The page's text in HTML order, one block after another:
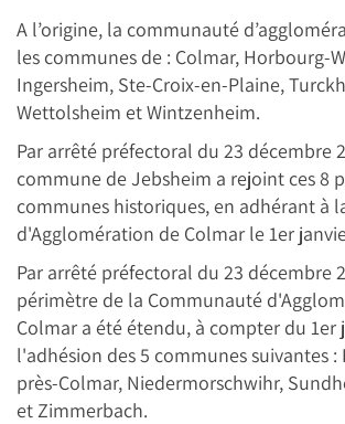
A l’origine, la communauté
les communes de : Colmar, Horbourg-
Ingersheim, Ste-Croix-en-Plaine,
Wettolsheim et Wintzenheim.
Par arrêté préfectoral du 23 décembre
commune de Jebsheim a rejoint ces 8
communes historiques, en adhérant à
d'Agglomération de Colmar le 1er
Par arrêté préfectoral du 23 décembre
périmètre de la Communauté
Colmar a été étendu, à compter du 1er
l'adhésion des 5 communes suivantes
près-Colmar, Niedermorschwihr,
et Zimmerbach.